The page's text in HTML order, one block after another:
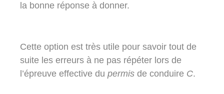
la bonne réponse à donner.
Cette option est très utile pour savoir tout de
suite les erreurs à ne pas répéter lors de
l’épreuve effective du permis de conduire C.